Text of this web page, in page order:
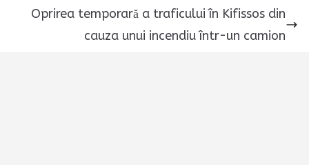
Oprirea temporară a traficului în Kifissos din
cauza unui incendiu într-un camion